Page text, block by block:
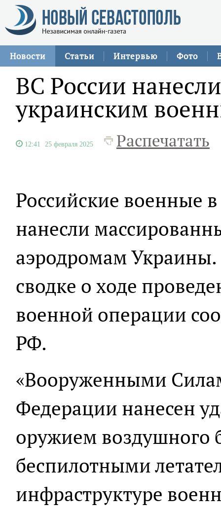
Новости Статьи Интервью Фото
ВС России
украинским
12:41 25 февраля 2025 Распечатать
Российские военные
нанесли
аэродромам Украины.
сводке о ходе
военной операции
РФ.
«Вооруженными
Федерации нанесен
оружием воздушного
беспилотными
инфраструктуре